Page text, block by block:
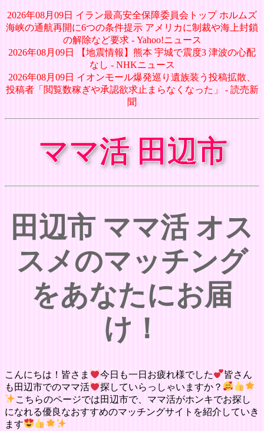
2026年08月09日 イラン最高安全保障委員会トップ ホルムズ
海峡の通航再開に6つの条件提示 アメリカに制裁や海上封鎖
の解除など要求 - Yahoo!ニュース
2026年08月09日 【地震情報】熊本 宇城で震度3 津波の心配
なし - NHKニュース
2026年08月09日 イオンモール爆発巡り遺族装う投稿拡散、
投稿者「閲覧数稼ぎや承認欲求止まらなくなった」 - 読売新
聞
ママ活 田辺市
田辺市 ママ活 オス
スメのマッチング
をあなたにお届
け！
こんにちは！皆さま 今日も一日お疲れ様でした
皆さん
も田辺市でのママ活
探していらっしゃいますか？
こちらのページでは田辺市で、ママ活がホンキでお探し
になれる優良なおすすめのマッチングサイトを紹介していき
ます